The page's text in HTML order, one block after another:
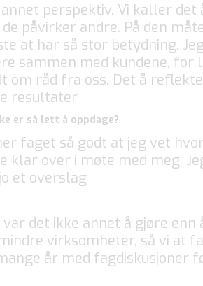
perspektiv. Vi kaller
påvirker andre. På den
at har så stor betydning.
sammen med kundene, for
råd fra oss. Det å
resultater
er så lett å oppdage?
faget så godt at jeg vet
klar over i møte med meg.
et overslag
det ikke annet å gjøre enn
virksomheter, så vi at
år med